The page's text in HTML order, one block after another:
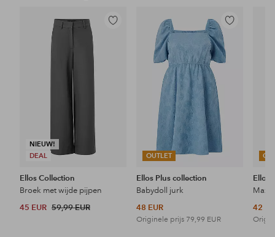
NIEUW!
DEAL
Toevoegen
Ellos Collection
Broek met wijde pijpen
45 EUR 59,99 EUR
OUTLET
Toevoegen
aan
favorieten
Ellos Plus collection
Babydoll jurk
48 EUR
Originele prijs 79,99 EUR
Ellos
Maxi-
42